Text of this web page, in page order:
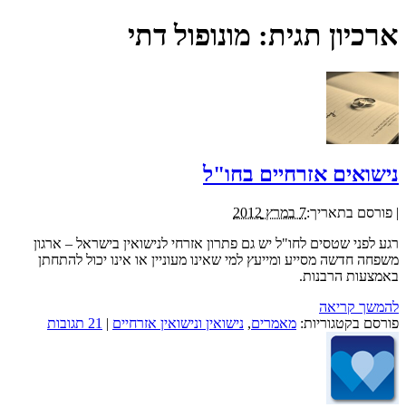
ארכיון תגית: מונופול דתי
נישואים אזרחיים בחו"ל
| פורסם בתאריך:7 במרץ 2012
רגע לפני שטסים לחו"ל יש גם פתרון אזרחי לנישואין בישראל – ארגון
משפחה חדשה מסייע ומייעץ למי שאינו מעוניין או אינו יכול להתחתן
באמצעות הרבנות.
להמשך קריאה
פורסם בקטגוריות: מאמרים, נישואין ונישואין אזרחיים | 21 תגובות